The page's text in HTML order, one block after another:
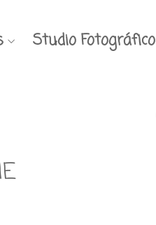
Studio Fotográfico